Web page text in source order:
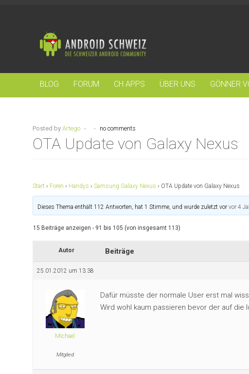
BLOG FORUM CH APPS ÜBER UNS GÖNNER
Posted by Artego - - no comments
OTA Update von Galaxy Nexus
Start › Foren › Handys › Samsung Galaxy Nexus › OTA Update von Galaxy Nexus
Dieses Thema enthält 112 Antworten, hat 1 Stimme, und wurde zuletzt vorvor 4
15 Beiträge anzeigen - 91 bis 105 (von insgesamt 113)
Autor Beiträge
25.01.2012 um 13:38
Michael
Mitglied
Dafür müsste der normale User erst mal
Wird wohl kaum passieren bevor der auf